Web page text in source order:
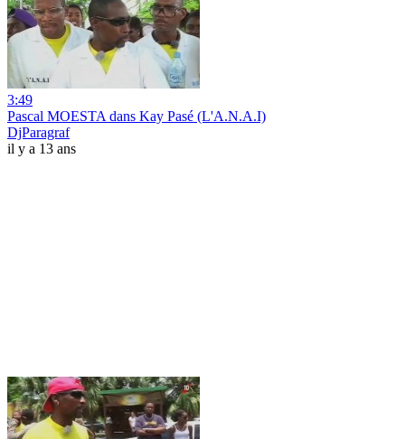
3:49
Pascal MOESTA dans Kay Pasé (L'A.N.A.I)
DjParagraf
il y a 13 ans